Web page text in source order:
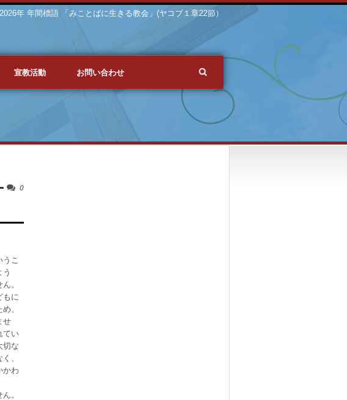
2026年 年間標語 「みことばに生きる教会」(ヤコブ１章22節）
宣教活動 お問い合わせ
0
こ
。
もに
、
せ
てい
切な
、
かわ
。